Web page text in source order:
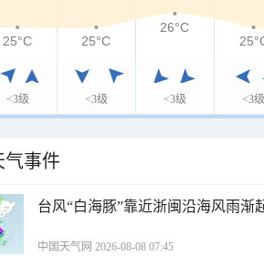
<3级 <3级 <3级 <3级
25°C 25°C
26°C
气事件
台风“白海豚”靠近浙闽沿海风雨渐
中国天气网 2026-08-08 07:45